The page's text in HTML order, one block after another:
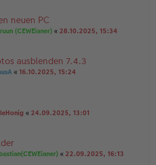
neuen PC
(CEWEianer) « 28.10.2025, 15:34
ausblenden 7.4.3
« 16.10.2025, 15:24
« 24.09.2025, 13:01
« 22.09.2025, 16:13